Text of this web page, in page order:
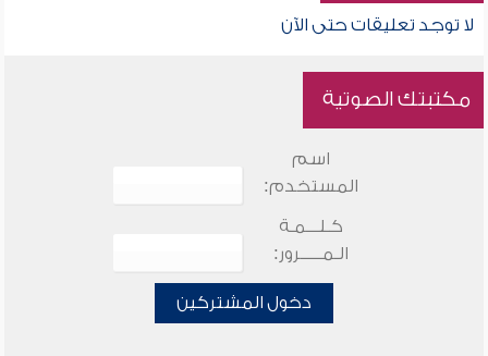
لا توجد تعليقات حتى الآن
مكتبتك الصوتية
اسم
المستخدم:
كـلـــمـة
الـمـــــرور:
دخول المشتركين